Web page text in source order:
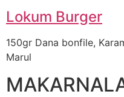
Lokum Burger
150gr Dana bonfile,
Marul